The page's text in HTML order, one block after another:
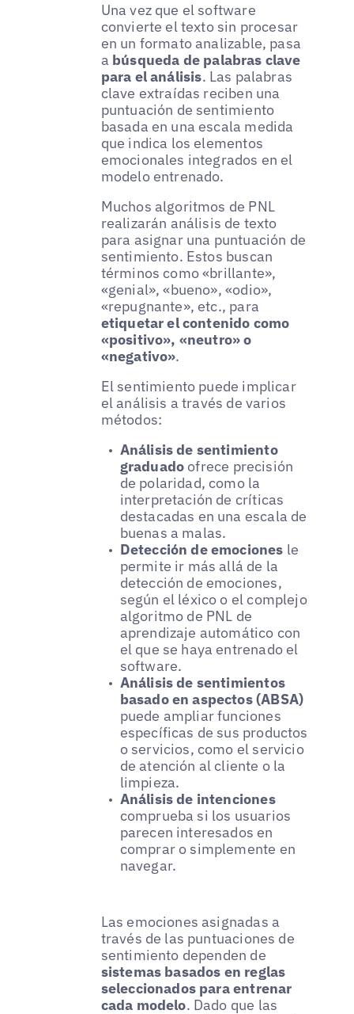
Una vez que el software
convierte el texto sin procesar
en un formato analizable, pasa
a búsqueda de palabras clave
para el análisis. Las palabras
clave extraídas reciben una
puntuación de sentimiento
basada en una escala medida
que indica los elementos
emocionales integrados en el
modelo entrenado.
Muchos algoritmos de PNL
realizarán análisis de texto
para asignar una puntuación de
sentimiento. Estos buscan
términos como «brillante»,
«genial», «bueno», «odio»,
«repugnante», etc., para
etiquetar el contenido como
«positivo», «neutro» o
«negativo».
El sentimiento puede implicar
el análisis a través de varios
métodos:
Análisis de sentimiento
graduado ofrece precisión
de polaridad, como la
interpretación de críticas
destacadas en una escala de
buenas a malas.
Detección de emociones le
permite ir más allá de la
detección de emociones,
según el léxico o el complejo
algoritmo de PNL de
aprendizaje automático con
el que se haya entrenado el
software.
Análisis de sentimientos
basado en aspectos (ABSA)
puede ampliar funciones
específicas de sus productos
o servicios, como el servicio
de atención al cliente o la
limpieza.
Análisis de intenciones
comprueba si los usuarios
parecen interesados en
comprar o simplemente en
navegar.
Las emociones asignadas a
través de las puntuaciones de
sentimiento dependen de
sistemas basados en reglas
seleccionados para entrenar
cada modelo. Dado que las